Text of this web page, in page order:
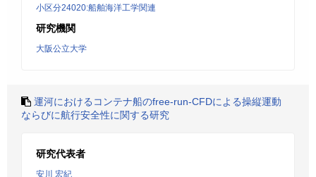
小区分24020:船舶海洋工学関連
研究機関
大阪公立大学
運河におけるコンテナ船のfree-run-CFDによる操縦運動
ならびに航行安全性に関する研究
研究代表者
安川 宏紀